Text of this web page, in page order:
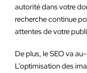
autorité dans votre
recherche continue
attentes de votre
De plus, le SEO va
L’optimisation des